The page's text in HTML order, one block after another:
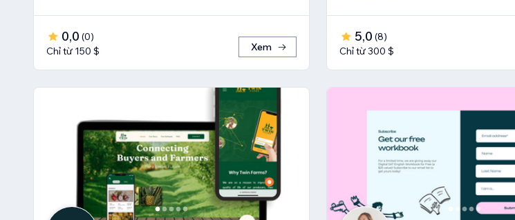
0,0 (0)
Chỉ từ 150 $
Xem
5,0 (8)
Chỉ từ 300 $